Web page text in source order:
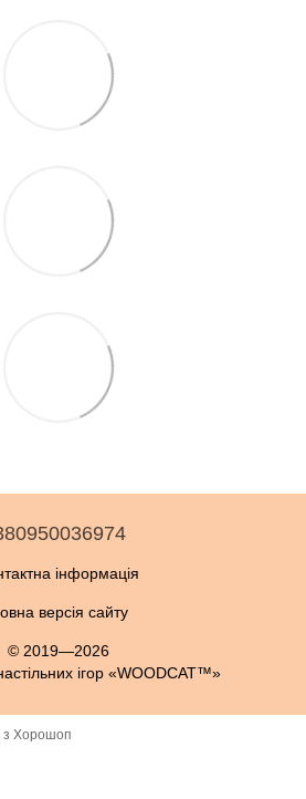
інформація
версія сайту
© 2019—2026
ігор «WOODCAT™»
з Хорошоп